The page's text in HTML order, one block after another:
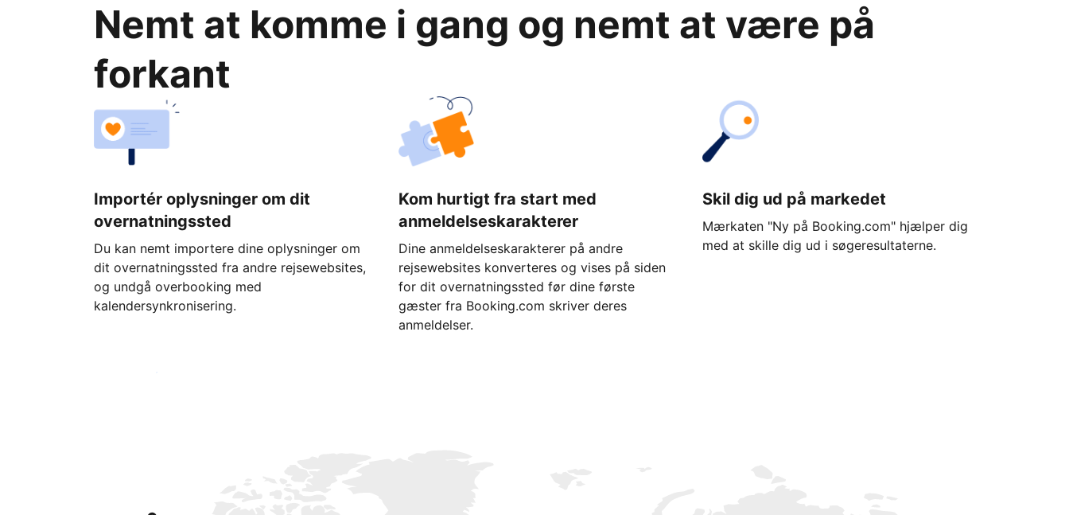
Nemt at komme i gang og nemt at være på
forkant
Importér oplysninger om dit
overnatningssted
Du kan nemt importere dine oplysninger om
dit overnatningssted fra andre rejsewebsites,
og undgå overbooking med
kalendersynkronisering.
Kom hurtigt fra start med
anmeldelseskarakterer
Dine anmeldelseskarakterer på andre
rejsewebsites konverteres og vises på siden
for dit overnatningssted før dine første
gæster fra Booking.com skriver deres
anmeldelser.
Skil dig ud på markedet
Mærkaten "Ny på Booking.com" hjælper dig
med at skille dig ud i søgeresultaterne.
Kom i gang i dag